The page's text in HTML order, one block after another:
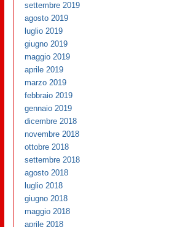
settembre 2019
agosto 2019
luglio 2019
giugno 2019
maggio 2019
aprile 2019
marzo 2019
febbraio 2019
gennaio 2019
dicembre 2018
novembre 2018
ottobre 2018
settembre 2018
agosto 2018
luglio 2018
giugno 2018
maggio 2018
aprile 2018